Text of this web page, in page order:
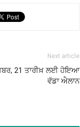
Next article
21 ਤਾਰੀਖ਼ ਲਈ ਹੋਇਆ
ਵੱਡਾ ਐਲਾਨ